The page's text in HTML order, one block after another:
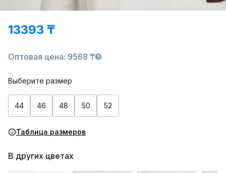
13393 ₸
Оптовая цена: 9568 ₸
Выберите размер
44 46 48 50 52
Таблица размеров
В других цветах